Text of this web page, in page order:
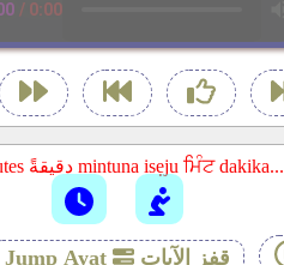
...minutes دقيقةً mintuna isẹju ਮਿੰਟ dakika...
Jump Ayat قفز الآيات